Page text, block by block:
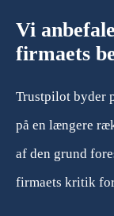
Vi
firmaets
Trustpilot byder
på en længere
af den grund
firmaets kritik